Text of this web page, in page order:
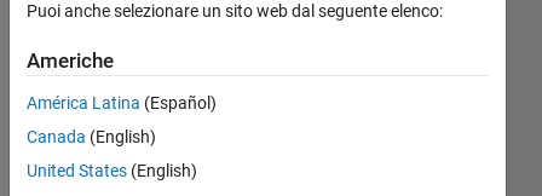
input
trainingData
plus 1 for the
"Background"
class
Puoi anche selezionare un sito web dal seguente elenco:
Americhe
América Latina (Español)
Canada (English)
United States (English)